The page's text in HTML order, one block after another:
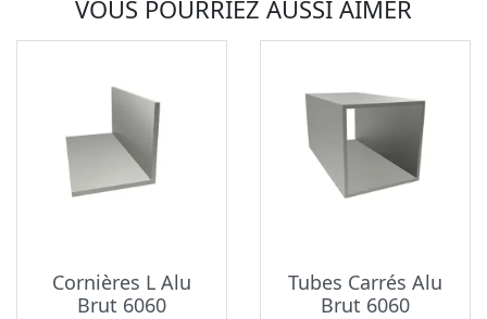
VOUS POURRIEZ AUSSI AIMER
Cornières L Alu
Brut 6060
Tubes Carrés Alu
Brut 6060